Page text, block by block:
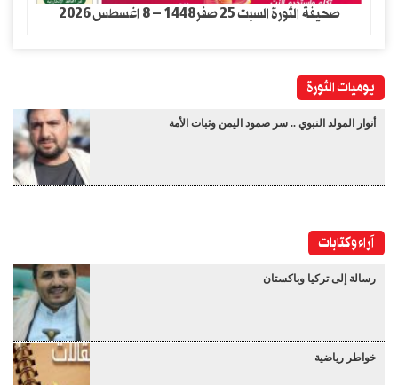
صحيفة الثورة السبت 25 صفر1448 – 8 اغسطس 2026
يوميات الثورة
أنوار المولد النبوي .. سر صمود اليمن وثبات الأمة
آراء وكتابات
رسالة إلى تركيا وباكستان
خواطر رياضية